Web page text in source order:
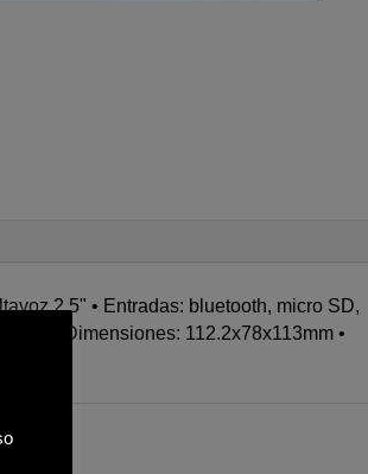
2.5" • Entradas: bluetooth, micro SD,
• Dimensiones: 112.2x78x113mm •